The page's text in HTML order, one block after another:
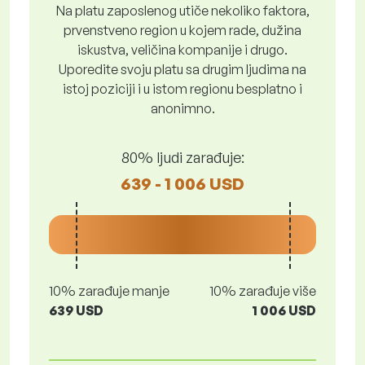
Na platu zaposlenog utiče nekoliko faktora,
prvenstveno region u kojem rade, dužina
iskustva, veličina kompanije i drugo.
Uporedite svoju platu sa drugim ljudima na
istoj poziciji i u istom regionu besplatno i
anonimno.
80% ljudi zarađuje:
639 - 1 006 USD
10% zarađuje manje
639 USD
10% zarađuje više
1 006 USD